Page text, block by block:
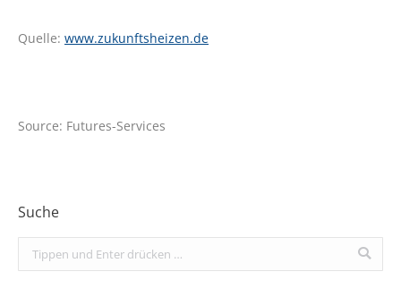
Quelle: www.zukunftsheizen.de
Source: Futures-Services
Suche
Search: